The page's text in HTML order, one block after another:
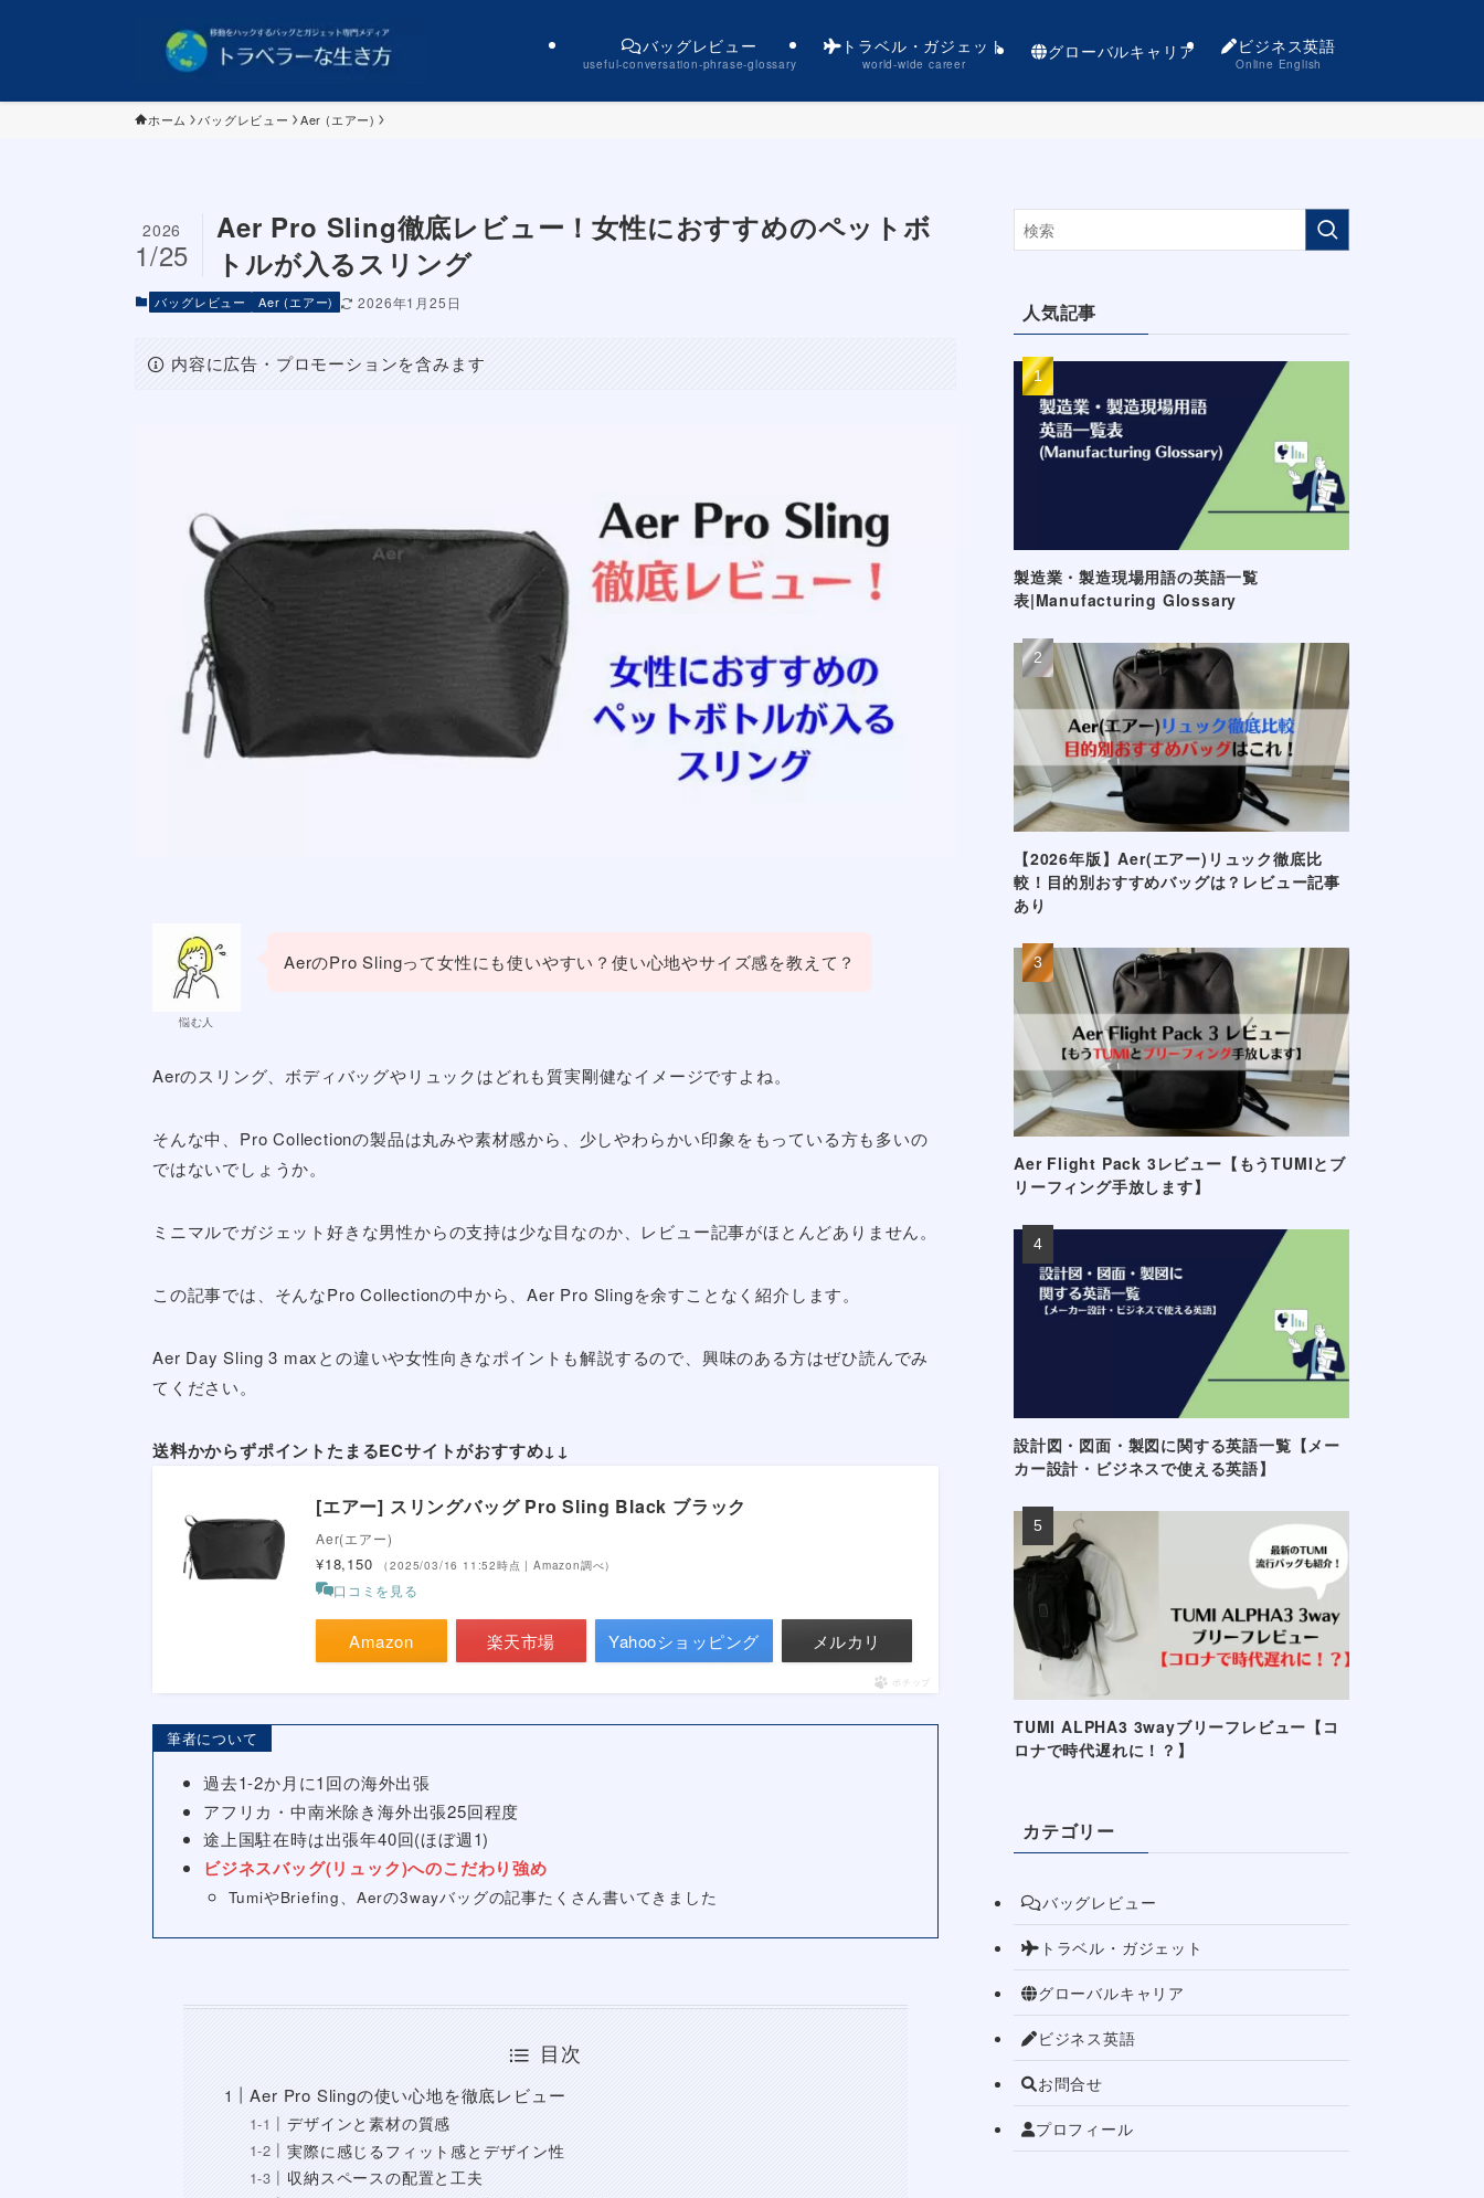
バッグレビュー
useful-conversation-phrase-glossary
トラベル・ガジェット
world-wide career
グローバルキャリア ビジネス英語
Online English
ホーム バッグレビュー Aer (エアー)
Aer Pro Sling徹底レビュー！女性におすすめのペットボ
トルが入るスリング
2026
1/25
バッグレビュー Aer (エアー) 2026年1月25日
内容に広告・プロモーションを含みます
悩む人
AerのPro Slingって女性にも使いやすい？使い心地やサイズ感を教えて？
ではないでしょうか。
ミニマルでガジェット好きな男性からの支持は少な目なのか、レビュー記事がほとんどありません。
この記事では、そんなPro Collectionの中から、Aer Pro Slingを余すことなく紹介します。
Aer Day Sling 3 maxとの違いや女性向きなポイントも解説するので、興味のある方はぜひ読んでみ
てください。
送料かからずポイントたまるECサイトがおすすめ↓↓
[エアー] スリングバッグ Pro Sling Black ブラック
Aer(エアー)
¥18,150 （2025/03/16 11:52時点 | Amazon調べ）
口コミを見る
筆者について
過去1-2か月に1回の海外出張
アフリカ・中南米除き海外出張25回程度
途上国駐在時は出張年40回(ほぼ週1)
人気記事
製造業・製造現場用語の英語一覧
表|Manufacturing Glossary
【2026年版】Aer(エアー)リュック徹底比
較！目的別おすすめバッグは？レビュー記事
あり
Aer Flight Pack 3レビュー【もうTUMIとブ
リーフィング手放します】
設計図・図面・製図に関する英語一覧【メー
カー設計・ビジネスで使える英語】
TUMI ALPHA3 3wayブリーフレビュー【コ
ロナで時代遅れに！？】
カテゴリー
バッグレビュー
トラベル・ガジェット
グローバルキャリア
ビジネス英語
お問合せ
プロフィール